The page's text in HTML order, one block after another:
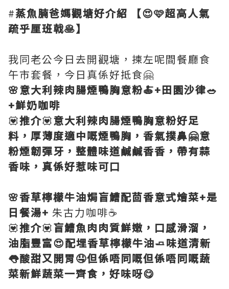
#蒸魚腩爸媽觀塘好介紹
【😍🩷超高人氣
疏乎厘班戟🥞】
我同老公今日去開觀塘，揀左呢間餐廳食
午市套餐，今日真係好抵食🤗
🌸意大利辣肉腸煙鴨胸意粉🍝+田園沙律🥗
+鮮奶咖啡
💟推介💟意大利辣肉腸煙鴨胸意粉好足
料，厚薄度適中嘅煙鴨胸，香氣撲鼻🤗意
粉煙韌彈牙，整體味道鹹鹹香香，帶有蒜
香味，真係好惹味可口
🌸香草檸檬牛油焗盲鰽配茴香意式燴菜+是
日餐湯+ 朱古力咖啡☕️
💟推介💟盲鰽魚肉肉質鮮嫩，口感滑溜，
油脂豐富😍配埋香草檸檬牛油🧈味道清新
👅酸甜又開胃🤤但係唔同嘅但係唔同嘅蔬
菜新鮮蔬菜一齊食，好味呀😋